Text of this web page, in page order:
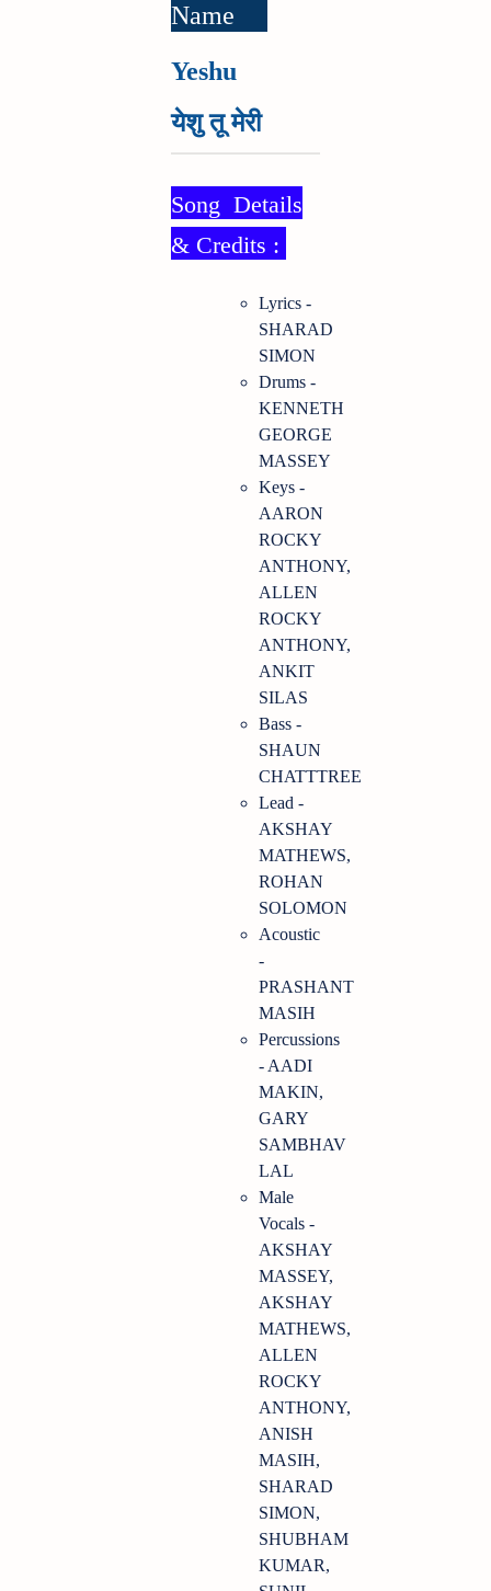
Name
Yeshu
येशु तू मेरी
Song Details
& Credits :
Lyrics -
SHARAD
SIMON
Drums -
KENNETH
GEORGE
MASSEY
Keys -
AARON
ROCKY
ANTHONY,
ALLEN
ROCKY
ANTHONY,
ANKIT
SILAS
Bass -
SHAUN
CHATTTREE
Lead -
AKSHAY
MATHEWS,
ROHAN
SOLOMON
Acoustic
-
PRASHANT
MASIH
Percussions
- AADI
MAKIN,
GARY
SAMBHAV
LAL
Male
Vocals -
AKSHAY
MASSEY,
AKSHAY
MATHEWS,
ALLEN
ROCKY
ANTHONY,
ANISH
MASIH,
SHARAD
SIMON,
SHUBHAM
KUMAR,